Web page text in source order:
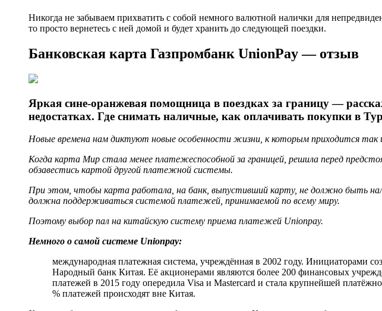
Никогда не забываем прихватить с собой немного валютной налички для
то просто вернетесь с ней домой и будет хранить до следующей поездки.
Банковская карта Газпромбанк UnionPay — отзыв
Яркая сине-оранжевая помощница в поездках за границу —
недостатках. Где снимать наличные, как оплачивать покупки в
Новые времена нам диктуют новые особенности жизни, к которым приходится так
Когда карта Мир стала менее платежеспособной за границей, решила перед
обзавестись картой другой платежной системы.
При этом, чтобы карта работала, на банк, выпустивший карту, не должно быть
должна поддерживаться системой платежей, принимаемой по всему миру.
Поэтому выбор пал на китайскую систему приема платежей Unionpay.
Немного о самой системе Unionpay:
международная платежная система, учреждённая в 2002 году. Инициаторами
Народный банк Китая. Её акционерами являются более 200 финансовых
платежей в 2015 году опередила Visa и Mastercard и стала крупнейшей
% платежей происходят вне Китая.